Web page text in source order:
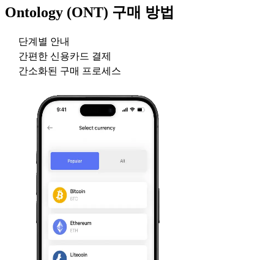
Ontology (ONT) 구매 방법
단계별 안내
간편한 신용카드 결제
간소화된 구매 프로세스